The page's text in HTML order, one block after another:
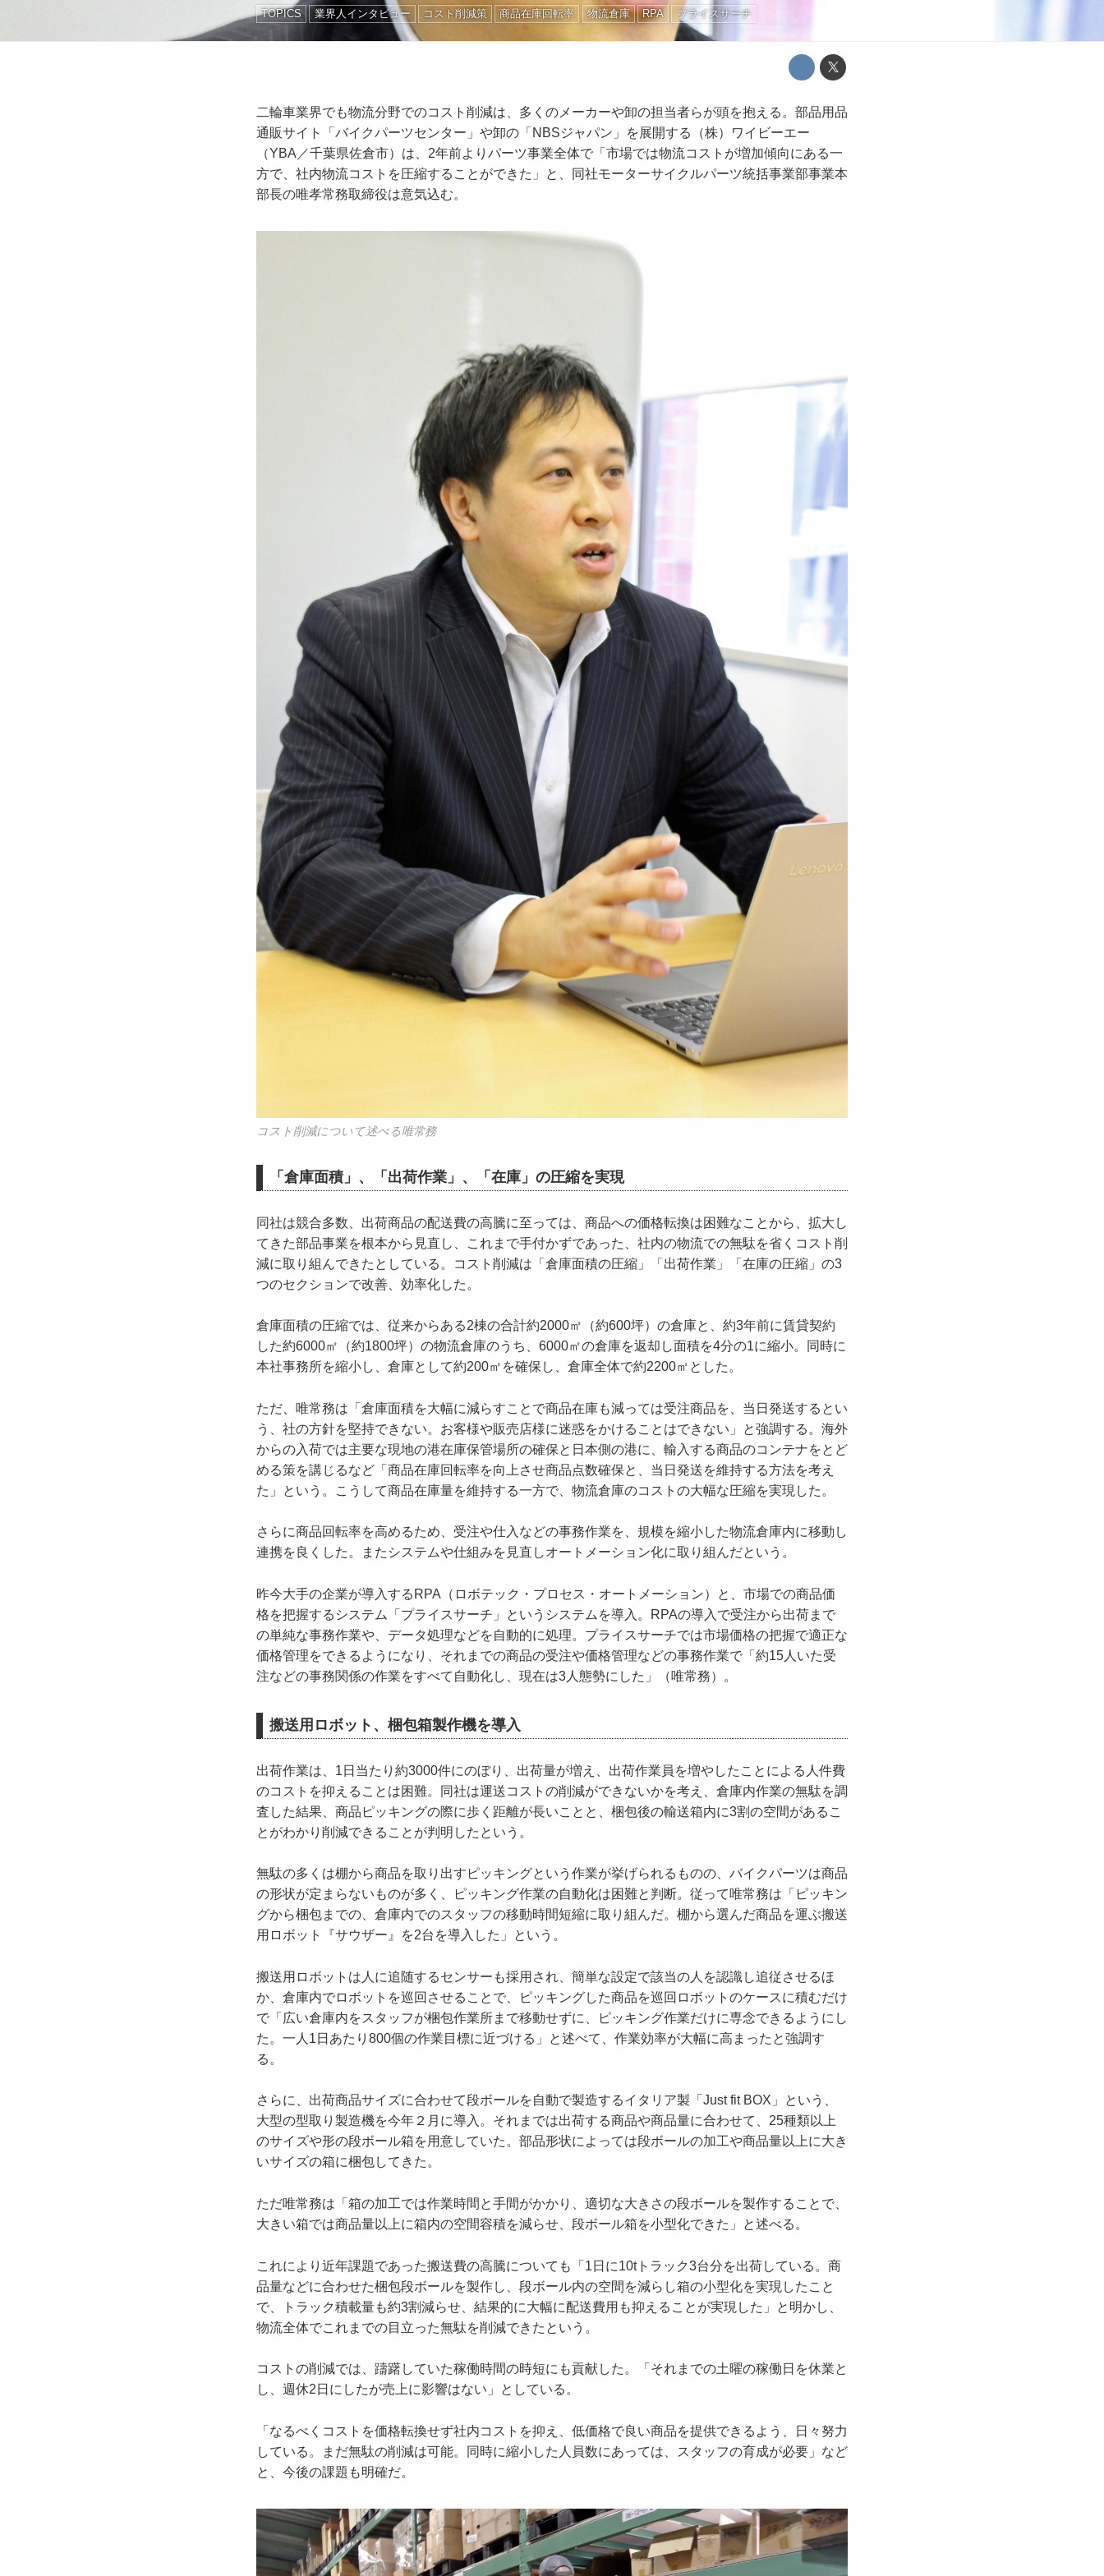
TOPICS 業界人インタビュー コスト削減策 商品在庫回転率 物流倉庫 RPA プライスサーチ
二輪車業界でも物流分野でのコスト削減は、多くのメーカーや卸の担当者らが頭を抱える。部品用品
通販サイト「バイクパーツセンター」や卸の「NBSジャパン」を展開する（株）ワイビーエー
（YBA／千葉県佐倉市）は、2年前よりパーツ事業全体で「市場では物流コストが増加傾向にある一
方で、社内物流コストを圧縮することができた」と、同社モーターサイクルパーツ統括事業部事業本
部長の唯孝常務取締役は意気込む。
コスト削減について述べる唯常務
「倉庫面積」、「出荷作業」、「在庫」の圧縮を実現
同社は競合多数、出荷商品の配送費の高騰に至っては、商品への価格転換は困難なことから、拡大し
てきた部品事業を根本から見直し、これまで手付かずであった、社内の物流での無駄を省くコスト削
減に取り組んできたとしている。コスト削減は「倉庫面積の圧縮」「出荷作業」「在庫の圧縮」の3
つのセクションで改善、効率化した。
倉庫面積の圧縮では、従来からある2棟の合計約2000㎡（約600坪）の倉庫と、約3年前に賃貸契約
した約6000㎡（約1800坪）の物流倉庫のうち、6000㎡の倉庫を返却し面積を4分の1に縮小。同時に
本社事務所を縮小し、倉庫として約200㎡を確保し、倉庫全体で約2200㎡とした。
ただ、唯常務は「倉庫面積を大幅に減らすことで商品在庫も減っては受注商品を、当日発送するとい
う、社の方針を堅持できない。お客様や販売店様に迷惑をかけることはできない」と強調する。海外
からの入荷では主要な現地の港在庫保管場所の確保と日本側の港に、輸入する商品のコンテナをとど
める策を講じるなど「商品在庫回転率を向上させ商品点数確保と、当日発送を維持する方法を考え
た」という。こうして商品在庫量を維持する一方で、物流倉庫のコストの大幅な圧縮を実現した。
さらに商品回転率を高めるため、受注や仕入などの事務作業を、規模を縮小した物流倉庫内に移動し
連携を良くした。またシステムや仕組みを見直しオートメーション化に取り組んだという。
昨今大手の企業が導入するRPA（ロボテック・プロセス・オートメーション）と、市場での商品価
格を把握するシステム「プライスサーチ」というシステムを導入。RPAの導入で受注から出荷まで
の単純な事務作業や、データ処理などを自動的に処理。プライスサーチでは市場価格の把握で適正な
価格管理をできるようになり、それまでの商品の受注や価格管理などの事務作業で「約15人いた受
注などの事務関係の作業をすべて自動化し、現在は3人態勢にした」（唯常務）。
搬送用ロボット、梱包箱製作機を導入
出荷作業は、1日当たり約3000件にのぼり、出荷量が増え、出荷作業員を増やしたことによる人件費
のコストを抑えることは困難。同社は運送コストの削減ができないかを考え、倉庫内作業の無駄を調
査した結果、商品ピッキングの際に歩く距離が長いことと、梱包後の輸送箱内に3割の空間があるこ
とがわかり削減できることが判明したという。
無駄の多くは棚から商品を取り出すピッキングという作業が挙げられるものの、バイクパーツは商品
の形状が定まらないものが多く、ピッキング作業の自動化は困難と判断。従って唯常務は「ピッキン
グから梱包までの、倉庫内でのスタッフの移動時間短縮に取り組んだ。棚から選んだ商品を運ぶ搬送
用ロボット『サウザー』を2台を導入した」という。
搬送用ロボットは人に追随するセンサーも採用され、簡単な設定で該当の人を認識し追従させるほ
か、倉庫内でロボットを巡回させることで、ピッキングした商品を巡回ロボットのケースに積むだけ
で「広い倉庫内をスタッフが梱包作業所まで移動せずに、ピッキング作業だけに専念できるようにし
た。一人1日あたり800個の作業目標に近づける」と述べて、作業効率が大幅に高まったと強調す
る。
さらに、出荷商品サイズに合わせて段ボールを自動で製造するイタリア製「Just fit BOX」という、
大型の型取り製造機を今年２月に導入。それまでは出荷する商品や商品量に合わせて、25種類以上
のサイズや形の段ボール箱を用意していた。部品形状によっては段ボールの加工や商品量以上に大き
いサイズの箱に梱包してきた。
ただ唯常務は「箱の加工では作業時間と手間がかかり、適切な大きさの段ボールを製作することで、
大きい箱では商品量以上に箱内の空間容積を減らせ、段ボール箱を小型化できた」と述べる。
これにより近年課題であった搬送費の高騰についても「1日に10tトラック3台分を出荷している。商
品量などに合わせた梱包段ボールを製作し、段ボール内の空間を減らし箱の小型化を実現したこと
で、トラック積載量も約3割減らせ、結果的に大幅に配送費用も抑えることが実現した」と明かし、
物流全体でこれまでの目立った無駄を削減できたという。
コストの削減では、躊躇していた稼働時間の時短にも貢献した。「それまでの土曜の稼働日を休業と
し、週休2日にしたが売上に影響はない」としている。
「なるべくコストを価格転換せず社内コストを抑え、低価格で良い商品を提供できるよう、日々努力
している。まだ無駄の削減は可能。同時に縮小した人員数にあっては、スタッフの育成が必要」など
と、今後の課題も明確だ。